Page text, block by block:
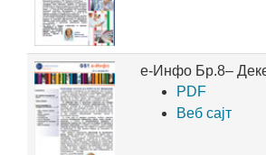
е-Инфо Бр.8–
PDF
Веб сајт